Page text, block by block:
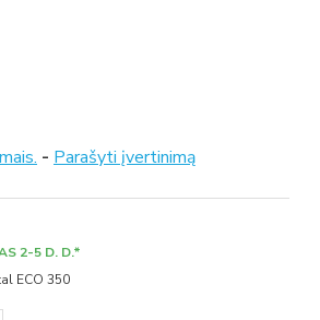
- Parašyti įvertinimą
2-5 D. D.*
ECO 350